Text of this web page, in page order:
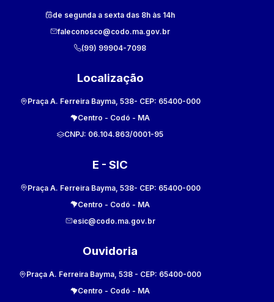
de segunda a sexta das 8h às 14h
faleconosco@codo.ma.gov.br
(99) 99904-7098
Localização
Praça A. Ferreira Bayma, 538- CEP: 65400-000
Centro - Codó - MA
CNPJ: 06.104.863/0001-95
E - SIC
Praça A. Ferreira Bayma, 538- CEP: 65400-000
Centro - Codó - MA
esic@codo.ma.gov.br
Ouvidoria
Praça A. Ferreira Bayma, 538 - CEP: 65400-000
Centro - Codó - MA